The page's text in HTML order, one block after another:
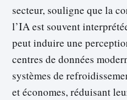
secteur, souligne que la
l’IA est souvent
peut induire une
centres de données
systèmes de
et économes, réduisant